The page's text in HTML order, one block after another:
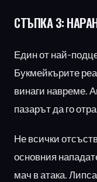
СТЪПКА 3:
Един от най-
Букмейкърите
винаги навреме.
пазарът да го
Не всички
основния
мач в атака.